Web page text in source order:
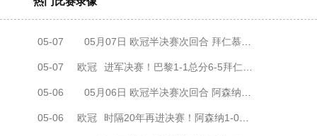
05-07 05月07日 欧冠半决赛次回合 拜仁慕尼黑vs巴黎圣日耳曼 全场录像
05-07 欧冠 进军决赛！巴黎1-1总分6-5拜仁将战阿森纳 登贝莱闪击凯恩破门
05-06 05月06日 欧冠半决赛次回合 阿森纳vs马德里竞技 全场录像
05-06 欧冠 时隔20年再进决赛！阿森纳1-0马竞总比分2-1晋级 萨卡制胜